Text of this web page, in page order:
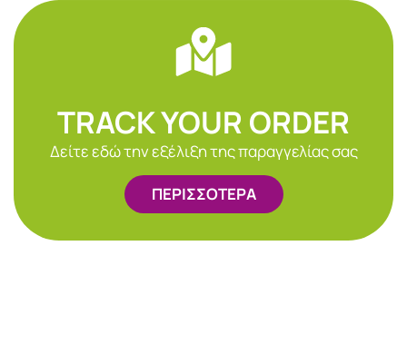
TRACK YOUR ORDER
Δείτε εδώ την εξέλιξη της παραγγελίας σας
ΠΕΡΙΣΣΟΤΕΡΑ